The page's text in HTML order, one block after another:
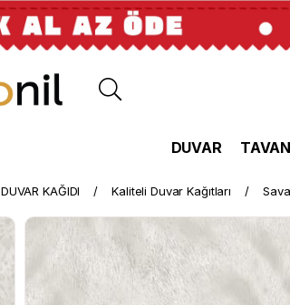
DUVAR TAVAN
DUVAR KAĞIDI Kaliteli Duvar Kağıtları